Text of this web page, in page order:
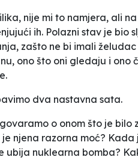
nije mi to namjera, ali
ih. Polazni stav je bio
zašto ne bi imali
ono što oni gledaju i ono
dva nastavna sata.
o onom što je bilo
njena razorna moć?
ubija nuklearna bomba?